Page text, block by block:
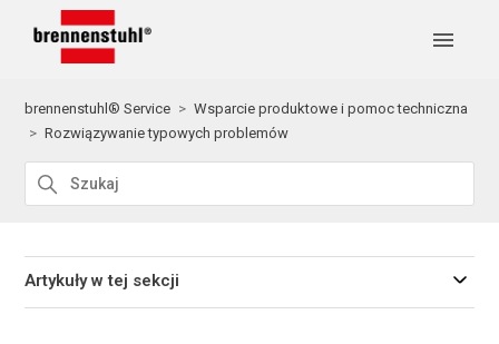
brennenstuhl® Service
Wsparcie produktowe i pomoc techniczna
Rozwiązywanie typowych problemów
Artykuły w tej sekcji